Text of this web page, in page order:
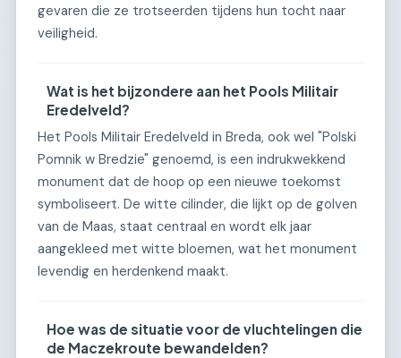
gevaren die ze trotseerden tijdens hun tocht naar
veiligheid.
Wat is het bijzondere aan het Pools Militair
Eredelveld?
Het Pools Militair Eredelveld in Breda, ook wel "Polski
Pomnik w Bredzie" genoemd, is een indrukwekkend
monument dat de hoop op een nieuwe toekomst
symboliseert. De witte cilinder, die lijkt op de golven
van de Maas, staat centraal en wordt elk jaar
aangekleed met witte bloemen, wat het monument
levendig en herdenkend maakt.
Hoe was de situatie voor de vluchtelingen die
de Maczekroute bewandelden?